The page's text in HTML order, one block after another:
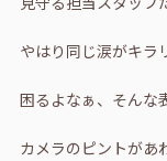
やはり同じ涙がキラ
困るよなぁ、そん
カメラのピントがあ